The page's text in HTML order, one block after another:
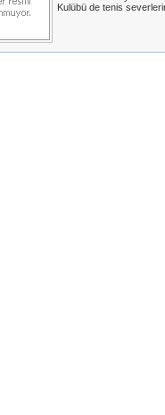
Kulübü de tenis